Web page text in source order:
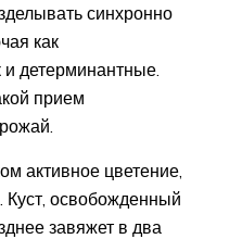
синхронно
как
детерминантные.
прием
активное цветение,
Куст, освобожденный
завяжет в два